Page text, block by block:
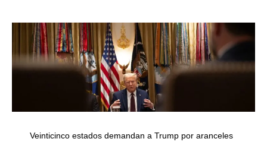
Veinticinco estados demandan a Trump por aranceles